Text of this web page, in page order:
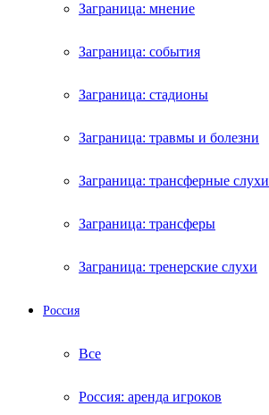
Заграница: мнение
Заграница: события
Заграница: стадионы
Заграница: травмы и болезни
Заграница: трансферные слухи
Заграница: трансферы
Заграница: тренерские слухи
Россия
Все
Россия: аренда игроков